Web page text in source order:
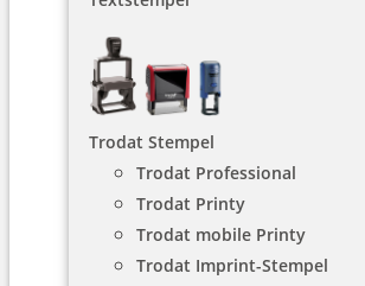
Trodat Stempel
Trodat Professional
Trodat Printy
Trodat mobile Printy
Trodat Imprint-Stempel